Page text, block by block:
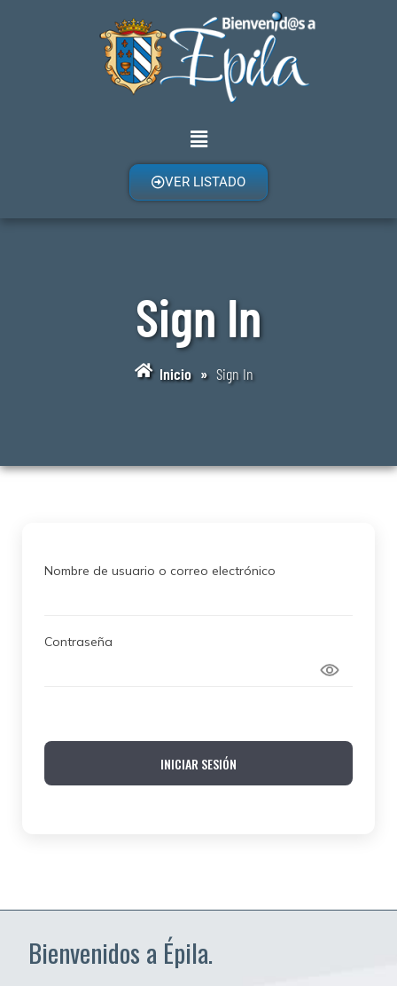
VER LISTADO
Sign In
Inicio » Sign In
Nombre de usuario o correo electrónico
Contraseña
INICIAR SESIÓN
Bienvenidos a Épila.